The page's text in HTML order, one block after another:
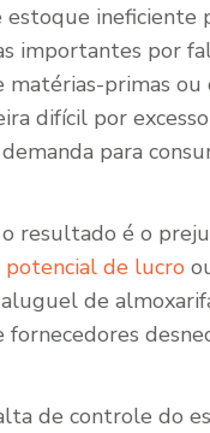
estoque ineficiente
importantes por
primas ou
difícil por
para
o resultado é o
potencial de lucro
de
de controle do